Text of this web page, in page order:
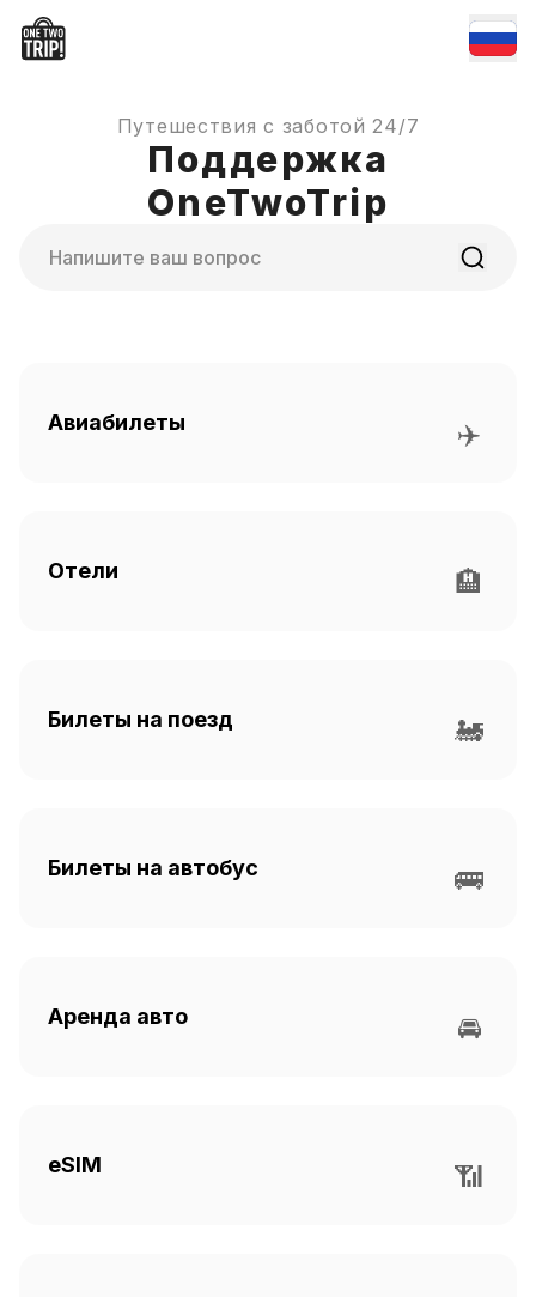
Путешествия с заботой 24/7
Поддержка
OneTwoTrip
Поиск
Авиабилеты ✈️
Отели 🏨
Билеты на поезд 🚂
Билеты на автобус 🚌
Аренда авто 🚘
eSIM 📶